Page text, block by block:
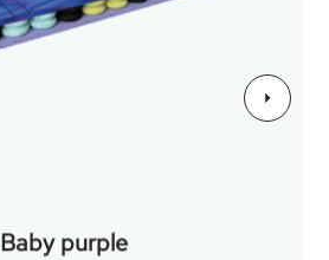
Baby purple